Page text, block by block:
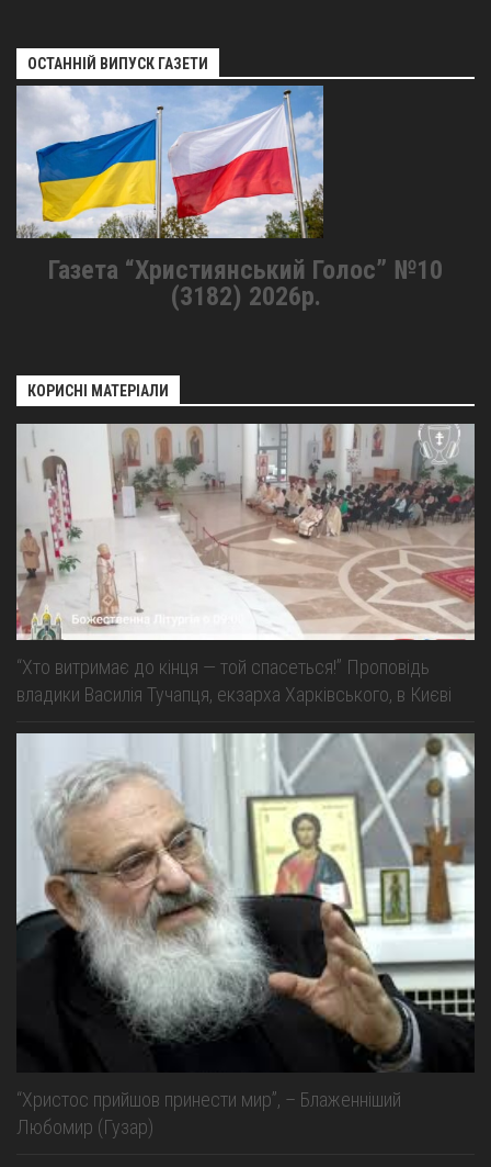
ОСТАННІЙ ВИПУСК ГАЗЕТИ
Газета “Християнський Голос” №10
(3182) 2026р.
КОРИСНІ МАТЕРІАЛИ
“Хто витримає до кінця — той спасеться!” Проповідь
владики Василія Тучапця, екзарха Харківського, в Києві
“Христос прийшов принести мир”, – Блаженніший
Любомир (Гузар)